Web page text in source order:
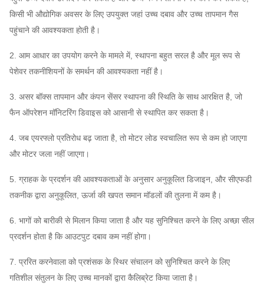
प्रशंसक
प्रणाली
असाइन
प्रवेश शंकु,
एयर इनलेट स्पंज
Q235, Q345, SS304,
मुख्य शाफ्ट
45 # स्टील (उच्च शक्ति कार्बन
संरचनात्मक स्टील), 42CrMo,
स्टेनलेस स्टील ...
सहनशीलता
FAG, SKF, NSK, ZWZ…
केन्द्रापसारक
ऐच्छिक
अवयव
आउटलेट पाइपलाइन कम्पेसाटर,
इनलेट और आउटलेट फ्लैग, डम्पर, इलेक्ट्रिक एक्ट्यूएटर, शॉक
ओवरहेड ल्यूब टैंक आदि।
किसी भी औद्योगिक अवसर के लिए उपयुक्त जहां उच्च दबाव और उच्च तापमान गैस
पहुंचाने की आवश्यकता होती है।
2. आम आधार का उपयोग करने के मामले में, स्थापना बहुत सरल है और मूल रूप से
पेशेवर तकनीशियनों के समर्थन की आवश्यकता नहीं है।
3. असर बॉक्स तापमान और कंपन सेंसर स्थापना की स्थिति के साथ आरक्षित है, जो
फैन ऑपरेशन मॉनिटरिंग डिवाइस को आसानी से स्थापित कर सकता है।
4. जब एयरफ्लो प्रतिरोध बढ़ जाता है, तो मोटर लोड स्वचालित रूप से कम हो जाएगा
और मोटर जला नहीं जाएगा।
5. ग्राहक के प्रदर्शन की आवश्यकताओं के अनुसार अनुकूलित डिजाइन, और सीएफडी
तकनीक द्वारा अनुकूलित, ऊर्जा की खपत समान मॉडलों की तुलना में कम है।
6. भागों को बारीकी से मिलान किया जाता है और यह सुनिश्चित करने के लिए अच्छा सील
प्रदर्शन होता है कि आउटपुट दबाव कम नहीं होगा।
7. प्ररित करनेवाला को प्रशंसक के स्थिर संचालन को सुनिश्चित करने के लिए
गतिशील संतुलन के लिए उच्च मानकों द्वारा कैलिब्रेट किया जाता है।